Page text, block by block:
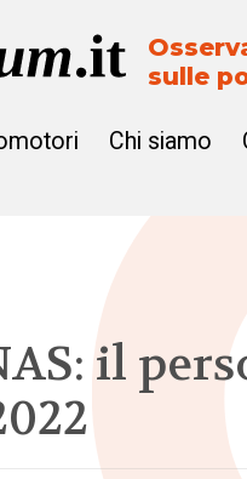
sulle
Chi siamo
il